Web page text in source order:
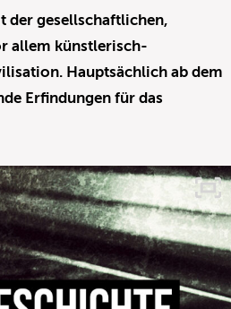
der gesellschaftlichen,
allem künstlerisch-
Hauptsächlich ab dem
Erfindungen für das